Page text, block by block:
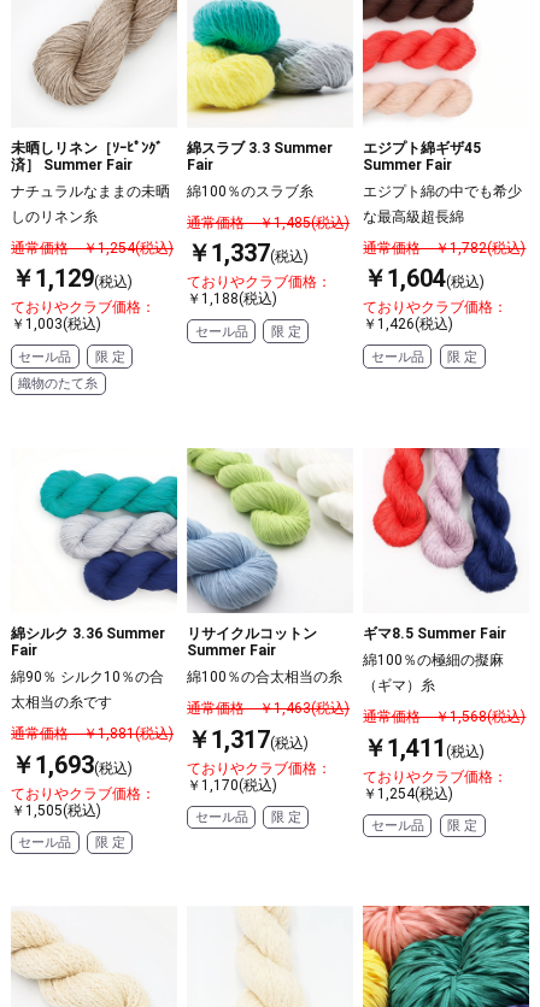
未晒しリネン［ｿｰﾋﾟﾝｸﾞ
済］ Summer Fair
ナチュラルなままの未晒
しのリネン糸
通常価格 ￥1,254(税込)
￥1,129(税込)
ておりやクラブ価格：
￥1,003(税込)
セール品
限 定
織物のたて糸
綿スラブ 3.3 Summer
Fair
綿100％のスラブ糸
通常価格 ￥1,485(税込)
￥1,337(税込)
ておりやクラブ価格：
￥1,188(税込)
セール品 限 定
エジプト綿ギザ45
Summer Fair
エジプト綿の中でも希少
な最高級超長綿
通常価格 ￥1,782(税込)
￥1,604(税込)
ておりやクラブ価格：
￥1,426(税込)
セール品 限 定
綿シルク 3.36 Summer
Fair
綿90％ シルク10％の合
太相当の糸です
通常価格 ￥1,881(税込)
￥1,693(税込)
ておりやクラブ価格：
￥1,505(税込)
セール品 限 定
リサイクルコットン
Summer Fair
綿100％の合太相当の糸
通常価格 ￥1,463(税込)
￥1,317(税込)
ておりやクラブ価格：
￥1,170(税込)
セール品 限 定
ギマ8.5 Summer Fair
綿100％の極細の擬麻
（ギマ）糸
通常価格 ￥1,568(税込)
￥1,411(税込)
ておりやクラブ価格：
￥1,254(税込)
セール品 限 定